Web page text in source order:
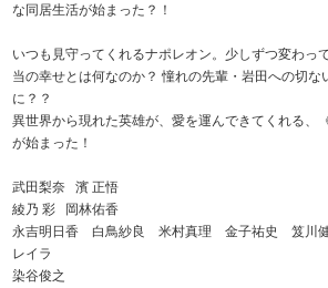
な同居生活が始まった？！
いつも見守ってくれるナポレオン。少しずつ変わっ
当の幸せとは何なのか？ 憧れの先輩・岩田への切な
に？？
異世界から現れた英雄が、愛を運んできてくれる、
が始まった！
武田梨奈 濱 正悟
綾乃 彩 岡林佑香
永吉明日香 白鳥紗良 米村真理 金子祐史 笈川
レイラ
染谷俊之